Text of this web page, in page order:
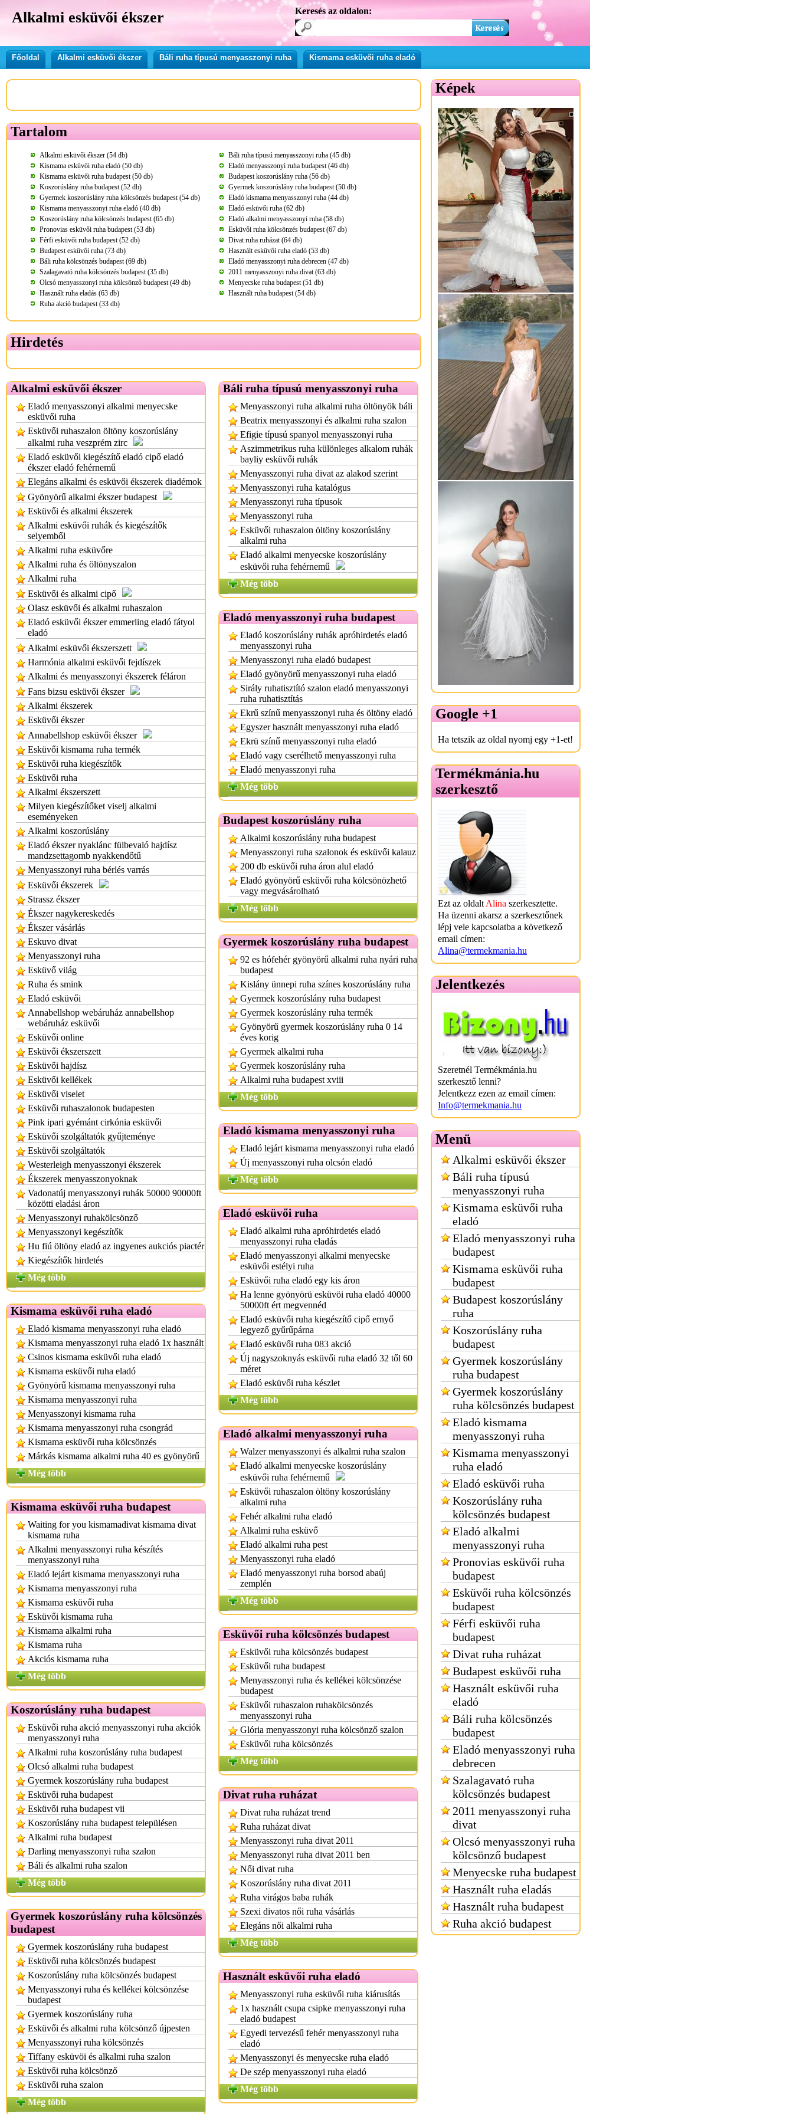
Alkalmi esküvői ékszer Keresés az oldalon:
Főoldal Alkalmi esküvői ékszer Báli ruha típusú menyasszonyi ruha Kismama esküvői ruha eladó
Tartalom
Alkalmi esküvői ékszer (54 db)
Báli ruha típusú menyasszonyi ruha (45 db)
Kismama esküvői ruha eladó (50 db)
Eladó menyasszonyi ruha budapest (46 db)
Kismama esküvői ruha budapest (50 db)
Budapest koszorúslány ruha (56 db)
Koszorúslány ruha budapest (52 db)
Gyermek koszorúslány ruha budapest (50 db)
Gyermek koszorúslány ruha kölcsönzés budapest (54 db)
Eladó kismama menyasszonyi ruha (44 db)
Kismama menyasszonyi ruha eladó (40 db)
Eladó esküvői ruha (62 db)
Koszorúslány ruha kölcsönzés budapest (65 db)
Eladó alkalmi menyasszonyi ruha (58 db)
Pronovias esküvői ruha budapest (53 db)
Esküvői ruha kölcsönzés budapest (67 db)
Férfi esküvői ruha budapest (52 db)
Divat ruha ruházat (64 db)
Budapest esküvői ruha (73 db)
Használt esküvői ruha eladó (53 db)
Báli ruha kölcsönzés budapest (69 db)
Eladó menyasszonyi ruha debrecen (47 db)
Szalagavató ruha kölcsönzés budapest (35 db)
2011 menyasszonyi ruha divat (63 db)
Olcsó menyasszonyi ruha kölcsönző budapest (49 db)
Menyecske ruha budapest (51 db)
Használt ruha eladás (63 db)
Használt ruha budapest (54 db)
Ruha akció budapest (33 db)
Hirdetés
Alkalmi esküvői ékszer
Eladó menyasszonyi alkalmi menyecske
esküvői ruha
Esküvői ruhaszalon öltöny koszorúslány
alkalmi ruha veszprém zirc
Eladó esküvői kiegészítő eladó cipő eladó
ékszer eladó fehérnemű
Elegáns alkalmi és esküvői ékszerek diadémok
Gyönyörű alkalmi ékszer budapest
Esküvői és alkalmi ékszerek
Alkalmi esküvői ruhák és kiegészítők
selyemből
Alkalmi ruha esküvőre
Alkalmi ruha és öltönyszalon
Alkalmi ruha
Esküvői és alkalmi cipő
Olasz esküvői és alkalmi ruhaszalon
Eladó esküvői ékszer emmerling eladó fátyol
eladó
Alkalmi esküvői ékszerszett
Harmónia alkalmi esküvői fejdíszek
Alkalmi és menyasszonyi ékszerek féláron
Fans bizsu esküvői ékszer
Alkalmi ékszerek
Esküvői ékszer
Annabellshop esküvői ékszer
Esküvői kismama ruha termék
Esküvői ruha kiegészítők
Esküvői ruha
Alkalmi ékszerszett
Milyen kiegészítőket viselj alkalmi
eseményeken
Alkalmi koszorúslány
Eladó ékszer nyaklánc fülbevaló hajdísz
mandzsettagomb nyakkendőtű
Menyasszonyi ruha bérlés varrás
Esküvői ékszerek
Strassz ékszer
Ékszer nagykereskedés
Ékszer vásárlás
Eskuvo divat
Menyasszonyi ruha
Esküvő világ
Ruha és smink
Eladó esküvői
Annabellshop webáruház annabellshop
webáruház esküvői
Esküvői online
Esküvői ékszerszett
Esküvői hajdísz
Esküvői kellékek
Esküvői viselet
Esküvői ruhaszalonok budapesten
Pink ipari gyémánt cirkónia esküvői
Esküvői szolgáltatók gyűjteménye
Esküvői szolgáltatók
Westerleigh menyasszonyi ékszerek
Ékszerek menyasszonyoknak
Vadonatúj menyasszonyi ruhák 50000 90000ft
közötti eladási áron
Menyasszonyi ruhakölcsönző
Menyasszonyi kegészítők
Hu fiú öltöny eladó az ingyenes aukciós piactér
Kiegészítők hirdetés
Még több
Kismama esküvői ruha eladó
Eladó kismama menyasszonyi ruha eladó
Kismama menyasszonyi ruha eladó 1x használt
Csinos kismama esküvői ruha eladó
Kismama esküvői ruha eladó
Gyönyörű kismama menyasszonyi ruha
Kismama menyasszonyi ruha
Menyasszonyi kismama ruha
Kismama menyasszonyi ruha csongrád
Kismama esküvői ruha kölcsönzés
Márkás kismama alkalmi ruha 40 es gyönyörű
Még több
Kismama esküvői ruha budapest
Waiting for you kismamadivat kismama divat
kismama ruha
Alkalmi menyasszonyi ruha készítés
menyasszonyi ruha
Eladó lejárt kismama menyasszonyi ruha
Kismama menyasszonyi ruha
Kismama esküvői ruha
Esküvői kismama ruha
Kismama alkalmi ruha
Kismama ruha
Akciós kismama ruha
Még több
Koszorúslány ruha budapest
Esküvői ruha akció menyasszonyi ruha akciók
menyasszonyi ruha
Alkalmi ruha koszorúslány ruha budapest
Olcsó alkalmi ruha budapest
Gyermek koszorúslány ruha budapest
Esküvői ruha budapest
Esküvői ruha budapest vii
Koszorúslány ruha budapest településen
Alkalmi ruha budapest
Darling menyasszonyi ruha szalon
Báli és alkalmi ruha szalon
Még több
Gyermek koszorúslány ruha kölcsönzés
budapest
Gyermek koszorúslány ruha budapest
Esküvői ruha kölcsönzés budapest
Koszorúslány ruha kölcsönzés budapest
Menyasszonyi ruha és kellékei kölcsönzése
budapest
Gyermek koszorúslány ruha
Esküvői és alkalmi ruha kölcsönző újpesten
Menyasszonyi ruha kölcsönzés
Tiffany esküvöi és alkalmi ruha szalon
Esküvői ruha kölcsönző
Esküvői ruha szalon
Még több
Báli ruha típusú menyasszonyi ruha
Menyasszonyi ruha alkalmi ruha öltönyök báli
Beatrix menyasszonyi és alkalmi ruha szalon
Efigie típusú spanyol menyasszonyi ruha
Aszimmetrikus ruha különleges alkalom ruhák
bayliy esküvői ruhák
Menyasszonyi ruha divat az alakod szerint
Menyasszonyi ruha katalógus
Menyasszonyi ruha típusok
Menyasszonyi ruha
Esküvői ruhaszalon öltöny koszorúslány
alkalmi ruha
Eladó alkalmi menyecske koszorúslány
esküvői ruha fehérnemű
Még több
Eladó menyasszonyi ruha budapest
Eladó koszorúslány ruhák apróhirdetés eladó
menyasszonyi ruha
Menyasszonyi ruha eladó budapest
Eladó gyönyörű menyasszonyi ruha eladó
Sirály ruhatisztító szalon eladó menyasszonyi
ruha ruhatisztítás
Ekrű színű menyasszonyi ruha és öltöny eladó
Egyszer használt menyasszonyi ruha eladó
Ekrü színű menyasszonyi ruha eladó
Eladó vagy cserélhető menyasszonyi ruha
Eladó menyasszonyi ruha
Még több
Budapest koszorúslány ruha
Alkalmi koszorúslány ruha budapest
Menyasszonyi ruha szalonok és esküvői kalauz
200 db esküvői ruha áron alul eladó
Eladó gyönyörű esküvői ruha kölcsönözhető
vagy megvásárolható
Még több
Gyermek koszorúslány ruha budapest
92 es hófehér gyönyörű alkalmi ruha nyári ruha
budapest
Kislány ünnepi ruha színes koszorúslány ruha
Gyermek koszorúslány ruha budapest
Gyermek koszorúslány ruha termék
Gyönyörű gyermek koszorúslány ruha 0 14
éves korig
Gyermek alkalmi ruha
Gyermek koszorúslány ruha
Alkalmi ruha budapest xviii
Még több
Eladó kismama menyasszonyi ruha
Eladó lejárt kismama menyasszonyi ruha eladó
Új menyasszonyi ruha olcsón eladó
Még több
Eladó esküvői ruha
Eladó alkalmi ruha apróhirdetés eladó
menyasszonyi ruha eladás
Eladó menyasszonyi alkalmi menyecske
esküvői estélyi ruha
Esküvői ruha eladó egy kis áron
Ha lenne gyönyörü esküvöi ruha eladó 40000
50000ft ért megvennéd
Eladó esküvői ruha kiegészítő cipő ernyő
legyező gyűrűpárna
Eladó esküvői ruha 083 akció
Új nagyszoknyás esküvői ruha eladó 32 től 60
méret
Eladó esküvői ruha készlet
Még több
Eladó alkalmi menyasszonyi ruha
Walzer menyasszonyi és alkalmi ruha szalon
Eladó alkalmi menyecske koszorúslány
esküvői ruha fehérnemű
Esküvői ruhaszalon öltöny koszorúslány
alkalmi ruha
Fehér alkalmi ruha eladó
Alkalmi ruha esküvő
Eladó alkalmi ruha pest
Menyasszonyi ruha eladó
Eladó menyasszonyi ruha borsod abaúj
zemplén
Még több
Esküvői ruha kölcsönzés budapest
Esküvői ruha kölcsönzés budapest
Esküvői ruha budapest
Menyasszonyi ruha és kellékei kölcsönzése
budapest
Esküvői ruhaszalon ruhakölcsönzés
menyasszonyi ruha
Glória menyasszonyi ruha kölcsönző szalon
Esküvői ruha kölcsönzés
Még több
Divat ruha ruházat
Divat ruha ruházat trend
Ruha ruházat divat
Menyasszonyi ruha divat 2011
Menyasszonyi ruha divat 2011 ben
Női divat ruha
Koszorúslány ruha divat 2011
Ruha virágos baba ruhák
Szexi divatos női ruha vásárlás
Elegáns női alkalmi ruha
Még több
Használt esküvői ruha eladó
Menyasszonyi ruha esküvői ruha kiárusítás
1x használt csupa csipke menyasszonyi ruha
eladó budapest
Egyedi tervezésű fehér menyasszonyi ruha
eladó
Menyasszonyi és menyecske ruha eladó
De szép menyasszonyi ruha eladó
Még több
Képek
Google +1
Ha tetszik az oldal nyomj egy +1-et!
Termékmánia.hu
szerkesztő
Ezt az oldalt Alina szerkesztette.
Ha üzenni akarsz a szerkesztőnek
lépj vele kapcsolatba a következő
email címen:
Alina@termekmania.hu
Jelentkezés
Szeretnél Termékmánia.hu
szerkesztő lenni?
Jelentkezz ezen az email címen:
Info@termekmania.hu
Menü
Alkalmi esküvői ékszer
Báli ruha típusú
menyasszonyi ruha
Kismama esküvői ruha
eladó
Eladó menyasszonyi ruha
budapest
Kismama esküvői ruha
budapest
Budapest koszorúslány
ruha
Koszorúslány ruha
budapest
Gyermek koszorúslány
ruha budapest
Gyermek koszorúslány
ruha kölcsönzés budapest
Eladó kismama
menyasszonyi ruha
Kismama menyasszonyi
ruha eladó
Eladó esküvői ruha
Koszorúslány ruha
kölcsönzés budapest
Eladó alkalmi
menyasszonyi ruha
Pronovias esküvői ruha
budapest
Esküvői ruha kölcsönzés
budapest
Férfi esküvői ruha
budapest
Divat ruha ruházat
Budapest esküvői ruha
Használt esküvői ruha
eladó
Báli ruha kölcsönzés
budapest
Eladó menyasszonyi ruha
debrecen
Szalagavató ruha
kölcsönzés budapest
2011 menyasszonyi ruha
divat
Olcsó menyasszonyi ruha
kölcsönző budapest
Menyecske ruha budapest
Használt ruha eladás
Használt ruha budapest
Ruha akció budapest